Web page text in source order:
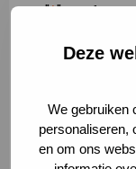
Deze
We gebruiken
personaliseren,
en om ons
"*" geeft